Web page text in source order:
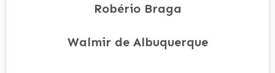
Robério Braga
Walmir de Albuquerque